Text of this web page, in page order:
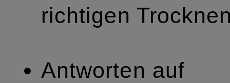
richtigen
Antworten auf